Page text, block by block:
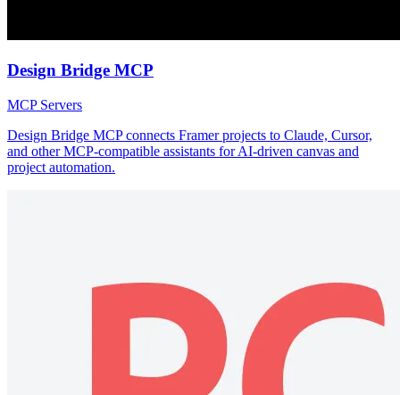
Design Bridge MCP
MCP Servers
Design Bridge MCP connects Framer projects to Claude, Cursor,
and other MCP-compatible assistants for AI-driven canvas and
project automation.